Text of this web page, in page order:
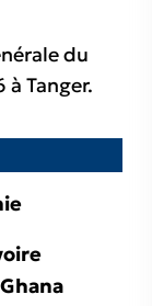
du
à Tanger.
Ghana